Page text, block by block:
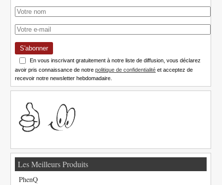
S'abonner
En vous inscrivant gratuitement à notre liste de diffusion, vous déclarez
avoir pris connaissance de notrepolitique de confidentialité et acceptez de
recevoir notre newsletter hebdomadaire.
Les Meilleurs Produits
PhenQ